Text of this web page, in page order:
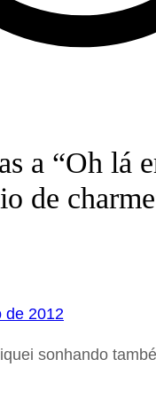
a “Oh lá
de
de 2012
sonhando